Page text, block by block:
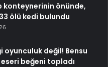
konteynerinin önünde,
ölü kedi bulundu
oyunculuk değil! Bensu
eseri beğeni topladı